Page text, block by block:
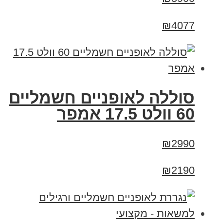
₪4077
סוללה לאופניים חשמליים
60 וולט 17.5 אמפר
₪2990
₪2190